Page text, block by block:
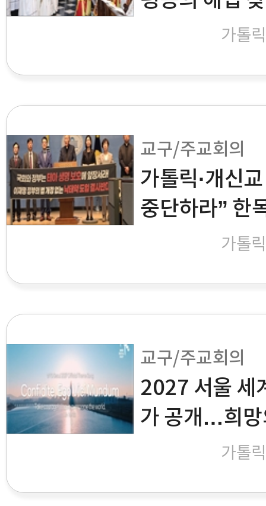
가톨
교구/주교회의
가톨릭·개신
중단하라” 한
가톨
교구/주교회의
2027 서울 세
가 공개…희망
가톨